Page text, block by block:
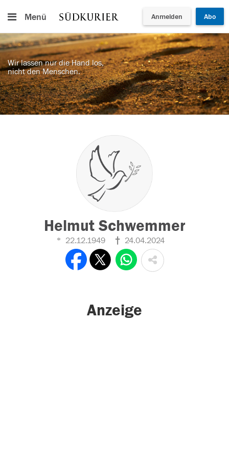
Menü Anmelden Abo
Wir lassen nur die Hand los,
nicht den Menschen.
Helmut Schwemmer
22.12.1949 24.04.2024
Anzeige